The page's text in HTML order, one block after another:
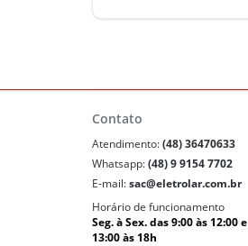
Contato
Atendimento:(48) 36470633
Whatsapp:(48) 9 9154 7702
E-mail:sac@eletrolar.com.br
Horário de funcionamento
Seg. à Sex. das 9:00 às 12:00 e
13:00 às 18h